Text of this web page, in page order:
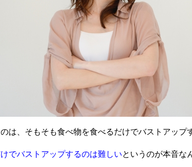
は、そもそも食べ物を食べるだけでバストアップ
でバストアップするのは難しいというのが本音な